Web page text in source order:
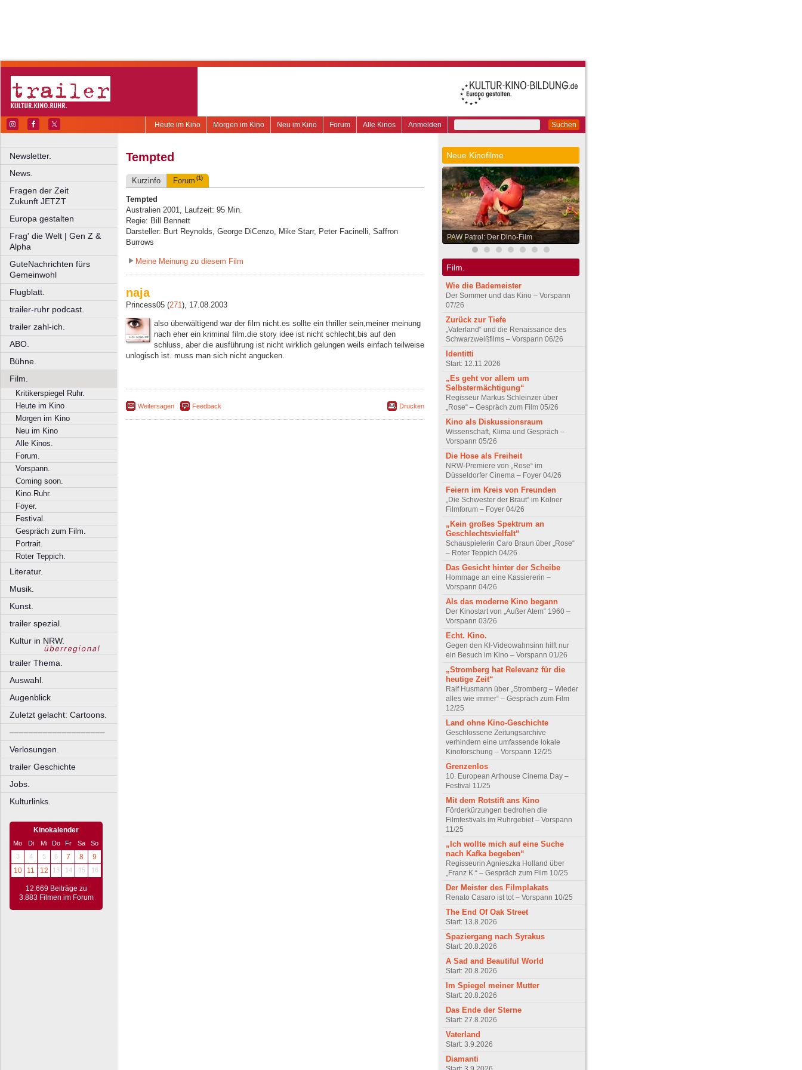
Suchen
Anmelden
Alle Kinos
Forum
Neu im Kino
Morgen im Kino
Heute im Kino
Newsletter.
News.
Fragen der Zeit
Zukunft JETZT
Europa gestalten
Frag' die Welt | Gen Z &
Alpha
GuteNachrichten fürs
Gemeinwohl
Flugblatt.
trailer-ruhr podcast.
trailer zahl-ich.
ABO.
Bühne.
Film.
Kritikerspiegel Ruhr.
Heute im Kino
Morgen im Kino
Neu im Kino
Alle Kinos.
Forum.
Vorspann.
Coming soon.
Kino.Ruhr.
Foyer.
Festival.
Gespräch zum Film.
Portrait.
Roter Teppich.
Literatur.
Musik.
Kunst.
trailer spezial.
Kultur in NRW.
trailer Thema.
Auswahl.
Augenblick
Zuletzt gelacht: Cartoons.
––––––––––––––––––––
Verlosungen.
trailer Geschichte
Jobs.
Kulturlinks.
Kinokalender
Mo Di Mi Do Fr Sa
So
3
4 5 6 7 8
9
10
11 12 13 14 15 16
12.669 Beiträge zu
3.883 Filmen im Forum
Tempted
Kurzinfo Forum (1)
Tempted
Australien 2001, Laufzeit: 95 Min.
Regie: Bill Bennett
Darsteller: Burt Reynolds, George DiCenzo, Mike Starr, Peter Facinelli, Saffron
Burrows
Meine Meinung zu diesem Film
naja
Princess05 (271), 17.08.2003
also überwältigend war der film nicht.es sollte ein thriller sein,meiner meinung
nach eher ein kriminal film.die story idee ist nicht schlecht,bis auf den
schluss, aber die ausführung ist nicht wirklich gelungen weils einfach teilweise
unlogisch ist. muss man sich nicht angucken.
Weitersagen Feedback Drucken
Neue Kinofilme
PAW Patrol: Der Dino-Film
Film.
Wie die Bademeister
Der Sommer und das Kino – Vorspann
07/26
Zurück zur Tiefe
„Vaterland“ und die Renaissance des
Schwarzweißfilms – Vorspann 06/26
Identitti
Start: 12.11.2026
„Es geht vor allem um
Selbstermächtigung“
Regisseur Markus Schleinzer über
„Rose“ – Gespräch zum Film 05/26
Kino als Diskussionsraum
Wissenschaft, Klima und Gespräch –
Vorspann 05/26
Die Hose als Freiheit
NRW-Premiere von „Rose“ im
Düsseldorfer Cinema – Foyer 04/26
Feiern im Kreis von Freunden
„Die Schwester der Braut“ im Kölner
Filmforum – Foyer 04/26
„Kein großes Spektrum an
Geschlechtsvielfalt“
Schauspielerin Caro Braun über „Rose“
– Roter Teppich 04/26
Das Gesicht hinter der Scheibe
Hommage an eine Kassiererin –
Vorspann 04/26
Als das moderne Kino begann
Der Kinostart von „Außer Atem“ 1960 –
Vorspann 03/26
Echt. Kino.
Gegen den KI-Videowahnsinn hilft nur
ein Besuch im Kino – Vorspann 01/26
„Stromberg hat Relevanz für die
heutige Zeit“
Ralf Husmann über „Stromberg – Wieder
alles wie immer“ – Gespräch zum Film
12/25
Land ohne Kino-Geschichte
Geschlossene Zeitungsarchive
verhindern eine umfassende lokale
Kinoforschung – Vorspann 12/25
Grenzenlos
10. European Arthouse Cinema Day –
Festival 11/25
Mit dem Rotstift ans Kino
Förderkürzungen bedrohen die
Filmfestivals im Ruhrgebiet – Vorspann
11/25
„Ich wollte mich auf eine Suche
nach Kafka begeben“
Regisseurin Agnieszka Holland über
„Franz K.“ – Gespräch zum Film 10/25
Der Meister des Filmplakats
Renato Casaro ist tot – Vorspann 10/25
The End Of Oak Street
Start: 13.8.2026
Spaziergang nach Syrakus
Start: 20.8.2026
A Sad and Beautiful World
Start: 20.8.2026
Im Spiegel meiner Mutter
Start: 20.8.2026
Das Ende der Sterne
Start: 27.8.2026
Vaterland
Start: 3.9.2026
Diamanti